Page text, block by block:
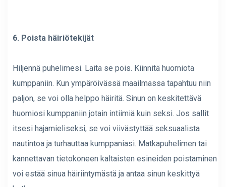
6. Poista häiriötekijät
Hiljennä puhelimesi. Laita se pois. Kiinnitä huomiota
kumppaniin. Kun ympäröivässä maailmassa tapahtuu niin
paljon, se voi olla helppo häiritä. Sinun on keskitettävä
huomiosi kumppaniin jotain intiimiä kuin seksi. Jos sallit
itsesi hajamieliseksi, se voi viivästyttää seksuaalista
nautintoa ja turhauttaa kumppaniasi. Matkapuhelimen tai
kannettavan tietokoneen kaltaisten esineiden poistaminen
voi estää sinua häiriintymästä ja antaa sinun keskittyä